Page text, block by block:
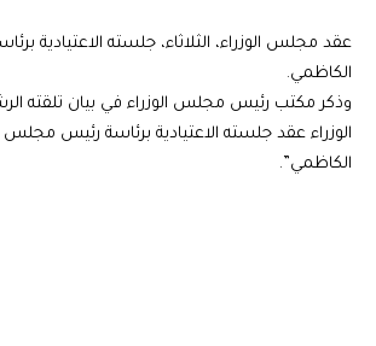
عقد مجلس الوزراء، الثلاثاء، جلسته الاعتيادية
الكاظمي.
وذكر مكتب رئيس مجلس الوزراء في بيان تلقته
الوزراء عقد جلسته الاعتيادية برئاسة رئيس
الكاظمي”.